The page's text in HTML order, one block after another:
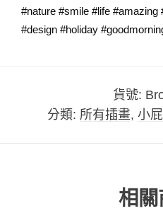
#nature #smile #life #amazing
#design #holiday
貨號:
分類: 所有插畫, 小
相